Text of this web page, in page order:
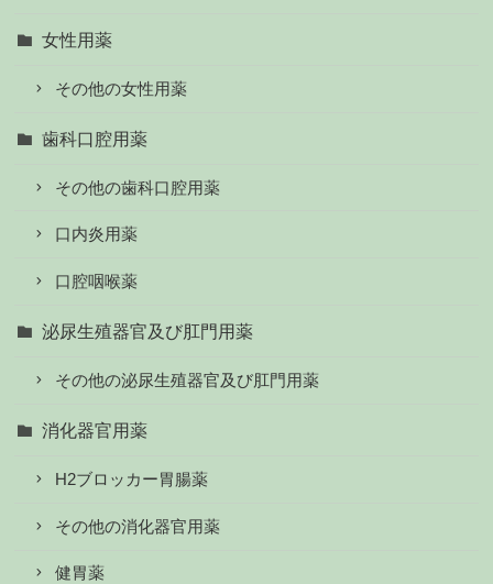
女性用薬
その他の女性用薬
歯科口腔用薬
その他の歯科口腔用薬
口内炎用薬
口腔咽喉薬
泌尿生殖器官及び肛門用薬
その他の泌尿生殖器官及び肛門用薬
消化器官用薬
H2ブロッカー胃腸薬
その他の消化器官用薬
健胃薬